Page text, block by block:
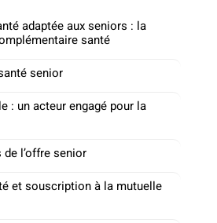
adaptée aux seniors : la
santé
senior
: un acteur engagé pour la
l’offre senior
et souscription à la mutuelle